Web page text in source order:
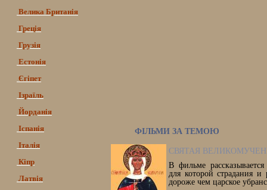
Велика Британія
Греція
Грузія
Естонія
Єгіпет
Ізраїль
Йорданія
Іспанія
Італія
Кіпр
Латвія
ФІЛЬМИ ЗА ТЕМОЮ
СВЯТАЯ
В фильме
для которой страдания
дороже чем царское